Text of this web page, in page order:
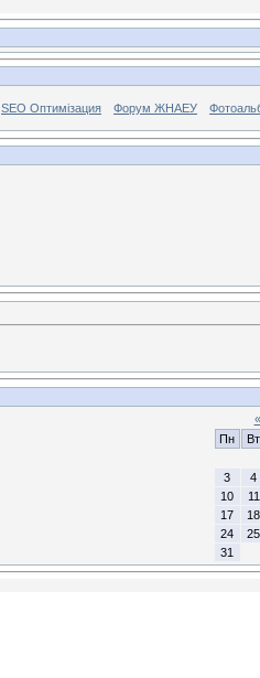
SEO Оптимізация Форум ЖНАЕУ
«
Пн
Вт
3
4
10
11
17
18
24
25
31